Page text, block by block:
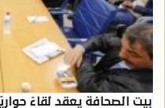
بيت الصحافة يعقد لقاءً